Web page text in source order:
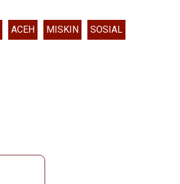
ACEH MISKIN SOSIAL